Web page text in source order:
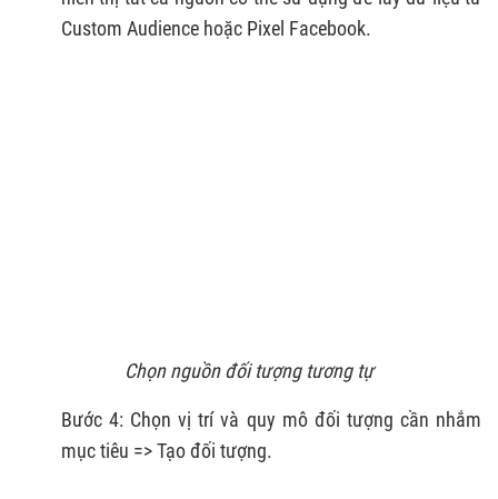
Custom Audience hoặc Pixel Facebook.
Chọn nguồn đối tượng tương tự
Bước 4: Chọn vị trí và quy mô đối tượng cần nhắm
mục tiêu => Tạo đối tượng.